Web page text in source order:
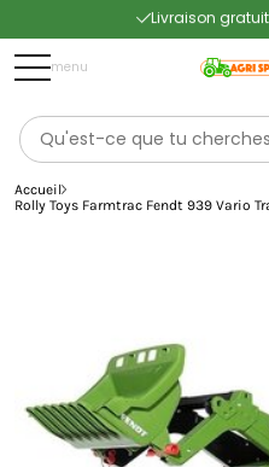
Livraison
menu
Accueil
Rolly Toys Farmtrac Fendt 939 Vario